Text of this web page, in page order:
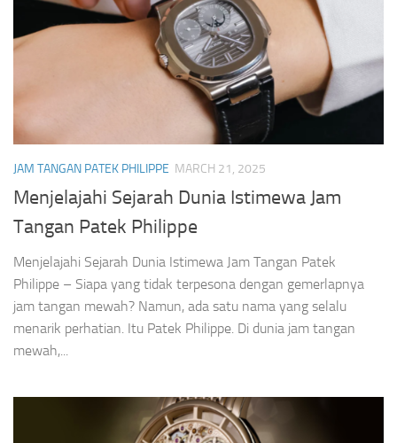
JAM TANGAN PATEK PHILIPPE MARCH 21, 2025
Menjelajahi Sejarah Dunia Istimewa Jam
Tangan Patek Philippe
Menjelajahi Sejarah Dunia Istimewa Jam Tangan Patek
Philippe – Siapa yang tidak terpesona dengan gemerlapnya
jam tangan mewah? Namun, ada satu nama yang selalu
menarik perhatian. Itu Patek Philippe. Di dunia jam tangan
mewah,...